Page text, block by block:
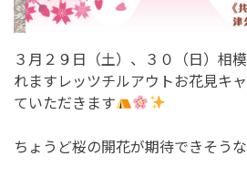
３月２９日（土）、３０（日）相
れますレッツチルアウトお花見キ
ていただきます
ちょうど桜の開花が期待できそう